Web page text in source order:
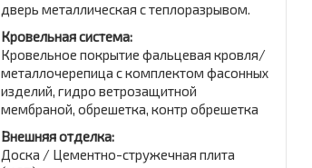
дверь металлическая с теплоразрывом.
Кровельная система:
Кровельное покрытие фальцевая кровля/
металлочерепица с комплектом фасонных
изделий, гидро ветрозащитной
мембраной, обрешетка, контр обрешетка
Внешняя отделка:
Доска / Цементно-стружечная плита